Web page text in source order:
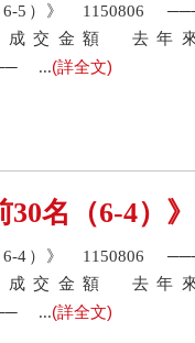
6-5）》 1150806
成交金額
...(詳全文)
30名（6-4）
6-4）》 1150806
成交金額
...(詳全文)